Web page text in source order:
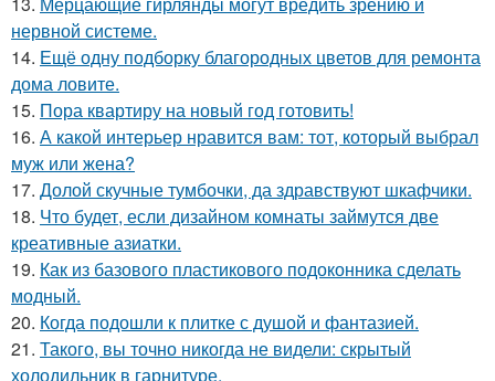
нервной системе.
14. Ещё одну подборку благородных цветов для ремонта
дома ловите.
15. Пора квартиру на новый год готовить!
16. А какой интерьер нравится вам: тот, который выбрал
муж или жена?
17. Долой скучные тумбочки, да здравствуют шкафчики.
18. Что будет, если дизайном комнаты займутся две
креативные азиатки.
19. Как из базового пластикового подоконника сделать
модный.
20. Когда подошли к плитке с душой и фантазией.
21. Такого, вы точно никогда не видели: скрытый
холодильник в гарнитуре.